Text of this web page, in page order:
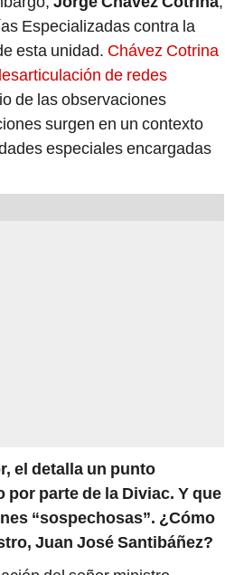
Especializadas contra la
esta unidad. Chávez Cotrina
de redes
de las observaciones
surgen en un contexto
especiales encargadas
el detalla un punto
parte de la Diviac. Y que
“sospechosas”. ¿Cómo
Juan José Santibáñez?